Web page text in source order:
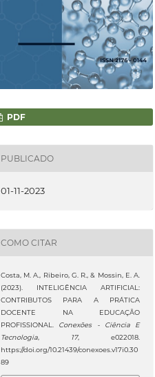
PDF
PUBLICADO
01-11-2023
COMO CITAR
Costa, M. A., Ribeiro, G. R., & Mossin, E. A.
(2023). INTELIGÊNCIA ARTIFICIAL:
CONTRIBUTOS PARA A PRÁTICA
DOCENTE NA EDUCAÇÃO
PROFISSIONAL. Conexões - Ciência E
Tecnologia, 17, e022018.
https://doi.org/10.21439/conexoes.v17i0.30
89